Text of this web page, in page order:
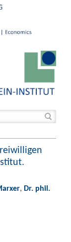
, Dr. phil.